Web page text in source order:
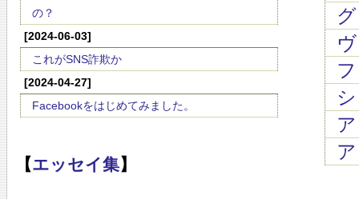
の？
[2024-06-03]
これがSNS詐欺か
[2024-04-27]
Facebookをはじめてみました。
【エッセイ集】